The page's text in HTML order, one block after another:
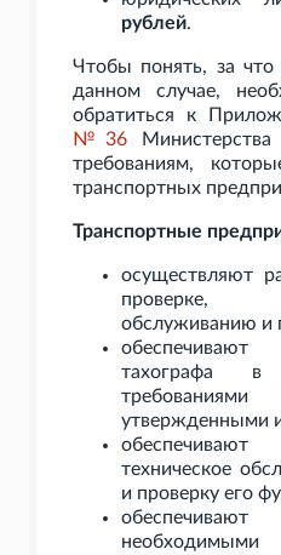
рублей.
Чтобы понять, за
данном случае,
обратиться к
№36
требованиям,
транспортных
Транспортные
осуществляют
проверке,
обслуживанию и
тахографа в
требованиями
утвержденными
техническое
и проверку его